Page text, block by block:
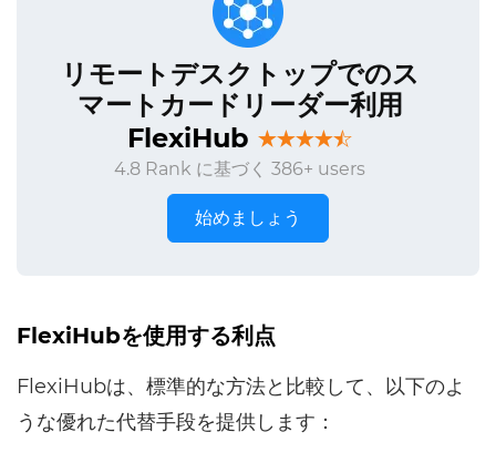
リモートデスクトップでのス
マートカードリーダー利用
FlexiHub
4.8 Rank に基づく 386+ users
始めましょう
FlexiHubを使用する利点
FlexiHubは、標準的な方法と比較して、以下のよ
うな優れた代替手段を提供します：